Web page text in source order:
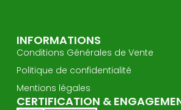
INFORMATIONS
Conditions Générales de Vente
Politique de confidentialité
Mentions légales
CERTIFICATION &